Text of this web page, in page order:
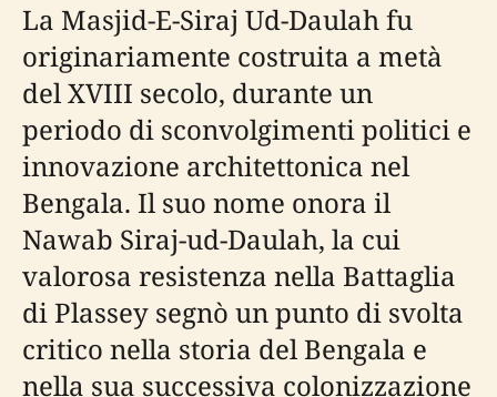
La Masjid-E-Siraj Ud-Daulah fu
originariamente costruita a metà
del XVIII secolo, durante un
periodo di sconvolgimenti politici e
innovazione architettonica nel
Bengala. Il suo nome onora il
Nawab Siraj-ud-Daulah, la cui
valorosa resistenza nella Battaglia
di Plassey segnò un punto di svolta
critico nella storia del Bengala e
nella sua successiva colonizzazione